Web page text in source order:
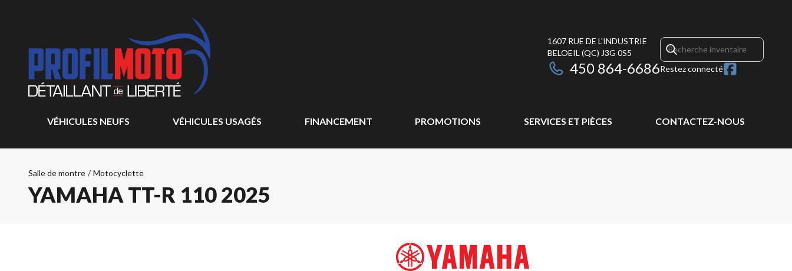
1607 RUE DE L'INDUSTRIE
BELOEIL (QC) J3G 0S5
450 864-6686Restez connecté
VÉHICULES NEUFS VÉHICULES USAGÉS FINANCEMENT PROMOTIONS SERVICES ET PIÈCES CONTACTEZ-NOUS
Salle de montre / Motocyclette
YAMAHA TT-R 110 2025